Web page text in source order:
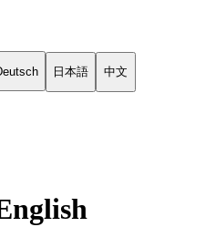
日本語 中文